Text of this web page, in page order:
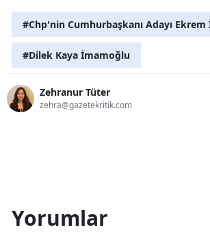
#Chp'nin Cumhurbaşkanı Adayı
#Dilek Kaya İmamoğlu
Zehranur Tüter
zehra@gazetekritik.com
Yorumlar